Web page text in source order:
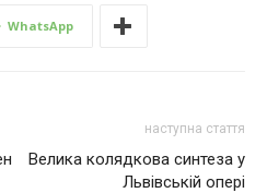
WhatsApp
наступна стаття
Велика колядкова синтеза у
Львівській опері